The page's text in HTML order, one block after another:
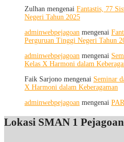
Menggali
Potensi
Menjaga
Kesehatan,
Menumbuhkan
Kepedulian
Zulhan mengenai Fantastis, 77
Negeri Tahun 2025
adminwebpejagoan mengenai
Perguruan Tinggi Negeri Tahun
adminwebpejagoan mengenai
Kelas X Harmoni dalam
Faik Sarjono mengenai Seminar
X Harmoni dalam Keberagaman
adminwebpejagoan mengenai
Lokasi SMAN 1 Pejagoan